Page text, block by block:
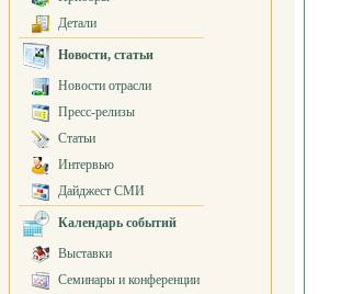
Детали
Новости, статьи
Новости отрасли
Пресс-релизы
Статьи
Интервью
Дайджест СМИ
Календарь событий
Выставки
Семинары и конференции